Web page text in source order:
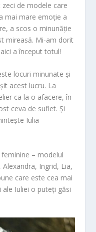
de modele care
mai mare emoție a
a scos o minunăție
mireasă. Mi-am dorit
a început totul!
locuri minunate şi
acest lucru. La
ca la o afacere, în
ceva de suflet. Și
Iulia
– modelul
Alexandra, Ingrid, Lia,
care este cea mai
Iuliei o puteți găsi